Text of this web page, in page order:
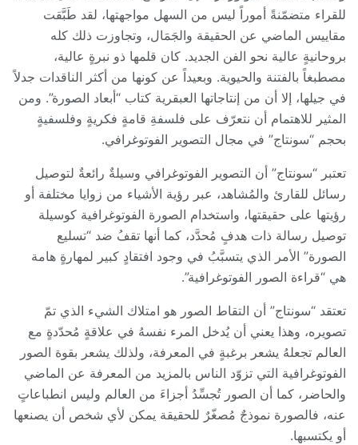
للقراء متضمّنةً أموراً ليس من السهل مواجهتها، لقد طَبَّقت
مقاييس الماضي عن الحقيقة والجَمَال، وتجاوزت ذلك كله
بروحانيةٍ عالية نحو الفن الجديد. كان قلمها ذو نبرةٍ عالية،
مصطبغاً بالفتنة والحيوية. وبعيداً عن كونها من أكثر الناقدات جدلاً
في جيلها، إلا أن من إنتاجاتها العبقرية كتاب “أبعاد الصورة”. ومن
المثير للاهتمام أن نتعرّف على فلسفةِ قامةٍ فكريةٍ وفلسفيةٍ
بحجم “سونتاج” في مجال التصوير الفوتوغرافي.
تعتبر “سونتاج” أن التصوير الفوتوغرافي وسيلةٌ رائعةٌ لتوصيل
رسائل للقارئ والمُشاهد، عبر رؤية الأشياء من زوايا مختلفة أو
رؤيتها على حقيقتها، واستخدام الصورة الفوتوغرافية كوسيلة
توصيل رسالة ذات هدفٍ مُحدَّد، كما أنها تقفُ ضد “تسليع
الصورة” الأمر الذي يتسبَّبُ في وجود افتقادٍ كبير لمهارةٍ هامة
هي “قراءة الصور الفوتوغرافية”.
تعتقد “سونتاج” أن التقاط الصور هو امتلاك الشيء الذي تمّ
تصويره، وهذا يعني أن يُدخل المرء نفسهُ في علاقةٍ مُحدّدةٍ مع
العالم تجعلهُ يشعر برغبةٍ في المعرفة، ولذلك يشعر بقوة الصور
الفوتوغرافية التي تزوّد الناس بالمزيد من المعرفة عن الماضي
والحاضر، كما أن الصور تُجسِّدُ أجزاءَ من العالم وليس انطباعاتٍ
عنه، فالصورة نموذجٌ مُصغّرٌ للحقيقة يمكن لأي شخص أن يصنعها
أو يكتسبها.